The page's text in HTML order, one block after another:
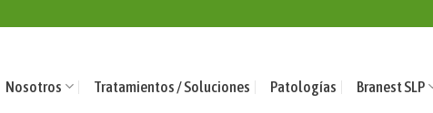
Nosotros Tratamientos / Soluciones Patologías Branest SLP